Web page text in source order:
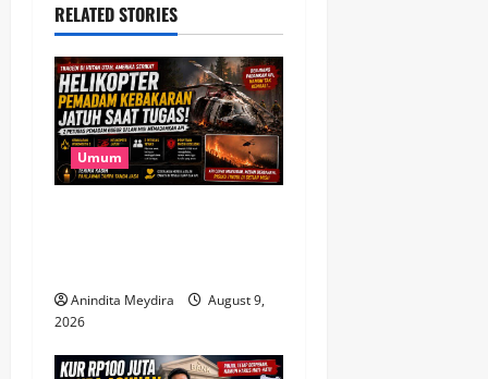
v
i
g
a
o
n
RELATED STORIES
Umum
Anindita Meydira
August 9,
2026